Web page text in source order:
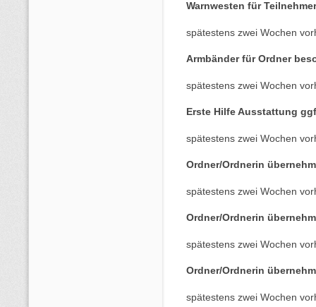
Warnwesten für
spätestens zwei Wochen
Armbänder für Ordner
spätestens zwei Wochen
Erste Hilfe Ausstattung
spätestens zwei Wochen
Ordner/Ordnerin
spätestens zwei Wochen
Ordner/Ordnerin
spätestens zwei Wochen
Ordner/Ordnerin
spätestens zwei Wochen